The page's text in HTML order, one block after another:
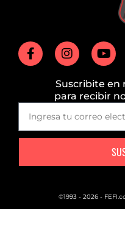
Suscribite en
para recibir
©1993 - 2026 -